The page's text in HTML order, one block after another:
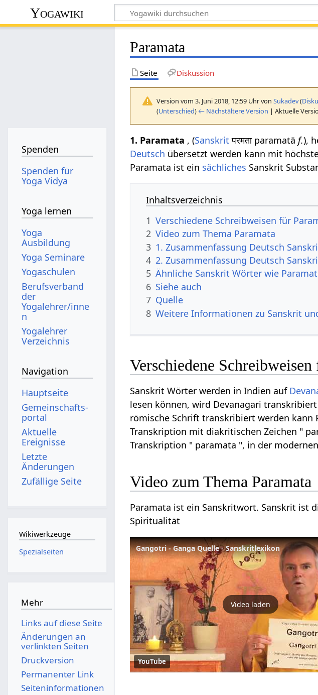
Yogawiki
Paramata
Seite Diskussion
Version vom 3. Juni 2018, 12:59 Uhr vonSukadev(
(Unterschied) ← Nächstältere Version | Aktuelle
1. Paramata , (Sanskrit परमता paramatā f.),
Deutsch übersetzt werden kann mit
Paramata ist ein sächliches Sanskrit
Inhaltsverzeichnis
1 Verschiedene Schreibweisen für
2 Video zum Thema Paramata
3 1. Zusammenfassung Deutsch
4 2. Zusammenfassung Deutsch
5 Ähnliche Sanskrit Wörter wie
6 Siehe auch
7 Quelle
8 Weitere Informationen zu Sanskrit
Verschiedene
Sanskrit Wörter werden in Indien auf
lesen können, wird Devanagari
römische Schrift transkribiert werden kann
Transkription mit diakritischen Zeichen "
Transkription " paramata ", in der
Video zum Thema Paramata
Paramata ist ein Sanskritwort. Sanskrit ist
Spiritualität
Gangotri - Ganga Quelle - Sanskritlexikon
Video laden
YouTube
Spenden
Spenden für
Yoga Vidya
Yoga lernen
Yoga
Ausbildung
Yoga Seminare
Yogaschulen
Berufsverband
der
Yogalehrer/inne
n
Yogalehrer
Verzeichnis
Navigation
Hauptseite
Gemeinschafts­
portal
Aktuelle
Ereignisse
Letzte
Änderungen
Zufällige Seite
Wikiwerkzeuge
Spezialseiten
Mehr
Links auf diese Seite
Änderungen an
verlinkten Seiten
Druckversion
Permanenter Link
Seiten­­informationen